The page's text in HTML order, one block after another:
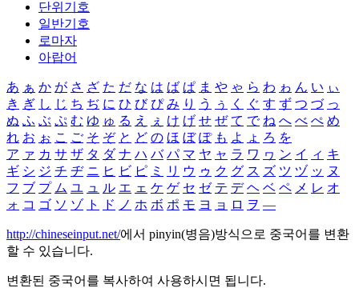
단위기호
일반기호
로마자
아랍어
あ ぁ か が さ ざ た だ な は ば ぱ ま や ゃ ら わ ゎ ん い ぃ
き ぎ し じ ち ぢ に ひ び ぴ み り う ぅ く ぐ す ず つ づ っ
ぬ ふ ぶ ぷ む ゆ ゅ る え ぇ け げ せ ぜ て で ね へ べ ぺ め
れ お ぉ こ ご そ ぞ と ど の ほ ぼ ぽ も よ ょ ろ を
ア ァ カ サ ザ タ ダ ナ ハ バ パ マ ヤ ャ ラ ワ ヮ ン イ ィ キ
ギ シ ジ チ ヂ ニ ヒ ビ ピ ミ リ ウ ゥ ク グ ス ズ ツ ヅ ッ ヌ
フ ブ プ ム ユ ュ ル エ ェ ケ ゲ セ ゼ テ デ ヘ ベ ペ メ レ オ
ォ コ ゴ ソ ゾ ト ド ノ ホ ボ ポ モ ヨ ョ ロ ヲ ―
http://chineseinput.net/에서 pinyin(병음)방식으로 중국어를 변환
할 수 있습니다.
변환된 중국어를 복사하여 사용하시면 됩니다.